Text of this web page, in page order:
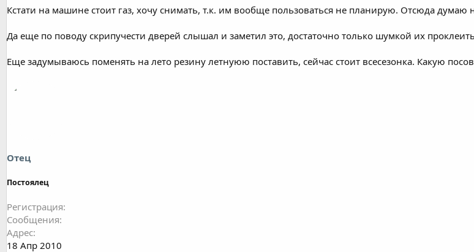
Кстати на машине стоит газ, хочу снимать, т.к. им вообще пользоваться не планирую. Отсюда думаю
Да еще по поводу скрипучести дверей слышал и заметил это, достаточно только шумкой их
Еще задумываюсь поменять на лето резину летнуюю поставить, сейчас стоит всесезонка. Какую
Отец
Постоялец
Регистрация
Сообщения
Адрес
18 Апр 2010